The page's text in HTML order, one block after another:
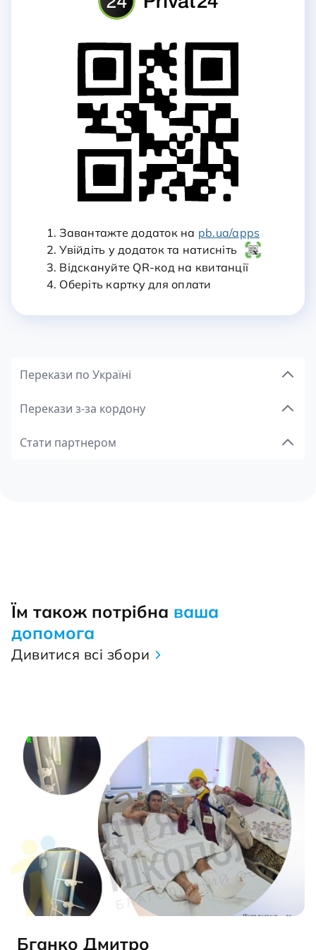
1. Завантажте додаток на pb.ua/apps
2. Увійдіть у додаток та натисніть
3. Відскануйте QR-код на квитанції
4. Оберіть картку для оплати
Перекази по Україні
Перекази з-за кордону
Стати партнером
Їм також потрібна ваша
допомога
Дивитися всі збори
Бганко Дмитро